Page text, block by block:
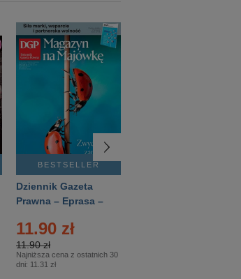
BESTSELLER
Dziennik Gazeta
Prawna – Eprasa –
11.90 zł
11.90 zł
Najniższa cena z ostatnich 30
dni: 11.31 zł